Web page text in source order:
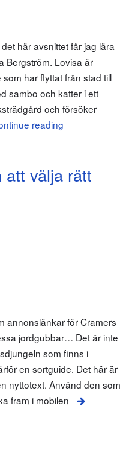
här avsnittet får jag lära
Bergström. Lovisa är
har flyttat från stad till
sambo och katter i ett
och försöker
reading
att välja rätt
annonslänkar för Cramers
jordgubbar… Det är inte
som finns i
en sortguide. Det här är
nyttotext. Använd den som
fram i mobilen